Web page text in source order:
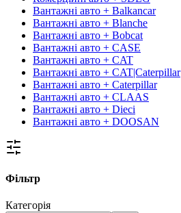
Вантажні авто + Balkancar
Вантажні авто + Blanche
Вантажні авто + Bobcat
Вантажні авто + CASE
Вантажні авто + CAT
Вантажні авто + CAT|Caterpillar
Вантажні авто + Caterpillar
Вантажні авто + CLAAS
Вантажні авто + Dieci
Вантажні авто + DOOSAN
Фільтр
Категорія